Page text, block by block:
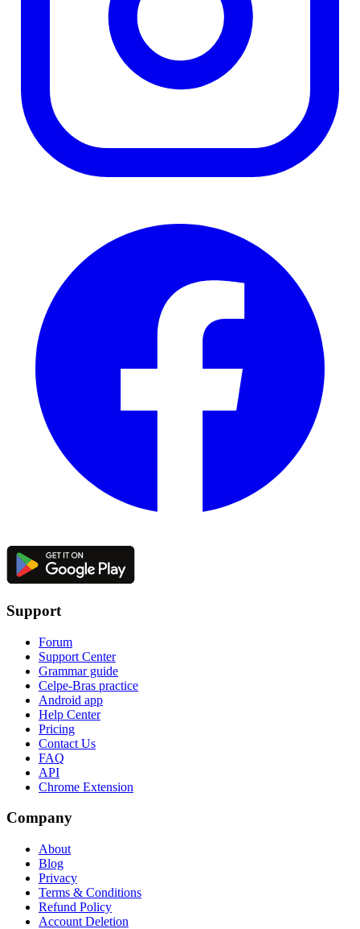
Support
Forum
Support Center
Grammar guide
Celpe-Bras practice
Android app
Help Center
Pricing
Contact Us
FAQ
API
Chrome Extension
Company
About
Blog
Privacy
Terms & Conditions
Refund Policy
Account Deletion